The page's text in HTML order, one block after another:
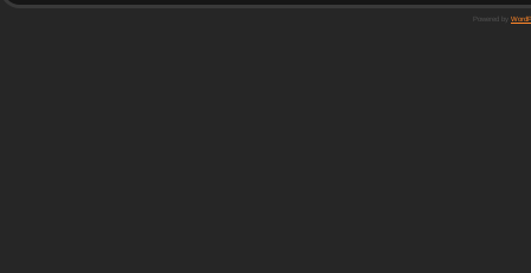
Powered by